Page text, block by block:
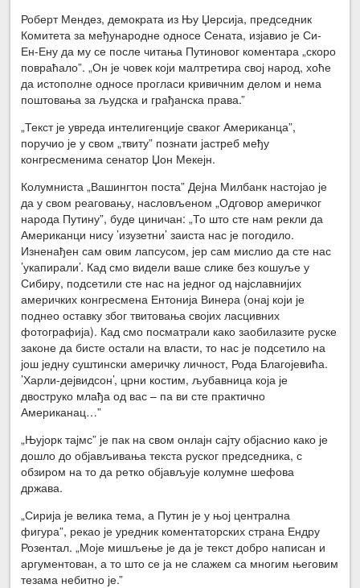
Роберт Мендез, демократа из Њу Џерсија, председник
Комитета за међународне односе Сената, изјавио је Си-
Ен-Ену да му се после читања Путиновог коментара „скоро
повраћало”. „Он је човек који малтретира свој народ, хоће
да истополне односе прогласи кривичним делом и нема
поштовања за људска и грађанска права.”
„Текст је увреда интелигенције сваког Американца”,
поручио је у свом „твиту” познати јастреб међу
конгресменима сенатор Џон Мекејн.
Колумниста „Вашингтон поста” Дејна Милбанк настојао је
да у свом реаговању, насловљеном „Одговор америчког
народа Путину”, буде циничан: „То што сте нам рекли да
Американци нису ’изузетни’ заиста нас је погодило.
Изненађен сам овим лапсусом, јер сам мислио да сте нас
’укапирали’. Кад смо видели ваше слике без кошуље у
Сибиру, подсетили сте нас на једног од најславнијих
америчких конгресмена Ентонија Винера (онај који је
поднео оставку због твитовања својих ласцивних
фотографија). Кад смо посматрали како заобилазите руске
законе да бисте остали на власти, то нас је подсетило на
још једну суштински америчку личност, Рода Благојевића.
’Харли-дејвидсон’, црни костим, љубавница која је
двоструко млађа од вас – па ви сте практично
Американац…”
„Њујорк тајмс” је пак на свом онлајн сајту објаснио како је
дошло до објављивања текста руског председника, с
обзиром на то да ретко објављује колумне шефова
држава.
„Сирија је велика тема, а Путин је у њој централна
фигура”, рекао је уредник коментаторских страна Ендру
Розентал. „Моје мишљење је да је текст добро написан и
аргументован, а то што се ја не слажем са многим његовим
тезама небитно је.”